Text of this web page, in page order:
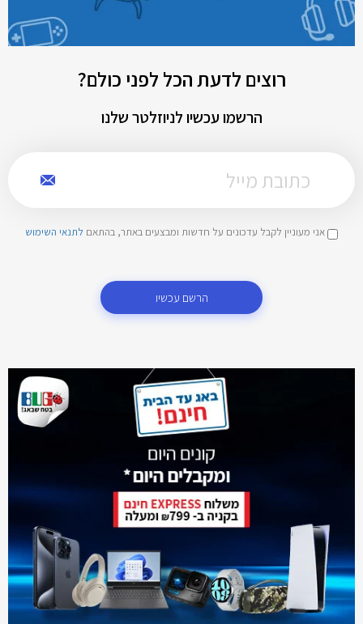
רוצים לדעת הכל לפני כולם?
הרשמו עכשיו לניוזלטר שלנו
אני מעוניין לקבל עדכונים על חדשות ומבצעים באתר, בהתאם לתנאי השימוש
הרשם עכשיו